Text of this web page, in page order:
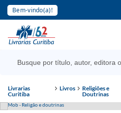
Bem-vindo(a)!
Livrarias
Curitiba
Livros
Religiões e
Doutrinas